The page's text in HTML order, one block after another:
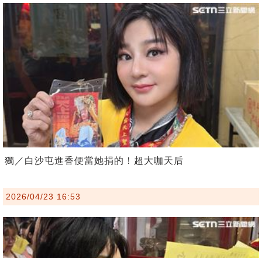
獨／白沙屯進香便當她捐的！超大咖天后
2026/04/23 16:53